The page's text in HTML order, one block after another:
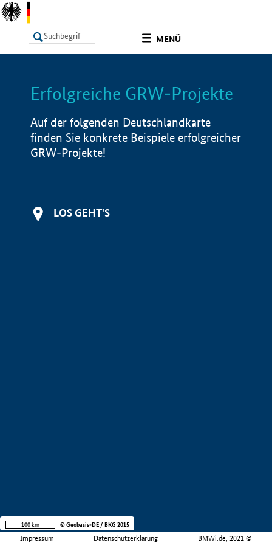
MENÜ
LISTE Info
Erfolgreiche GRW-Projekte
Auf der folgenden Deutschlandkarte
finden Sie konkrete Beispiele erfolgreicher
GRW-Projekte!
LOS GEHT'S
Impressum Datenschutzerklärung BMWi.de, 2021 ©
100 km © Geobasis-DE / BKG 2015